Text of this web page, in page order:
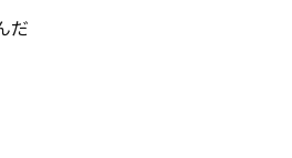
だ